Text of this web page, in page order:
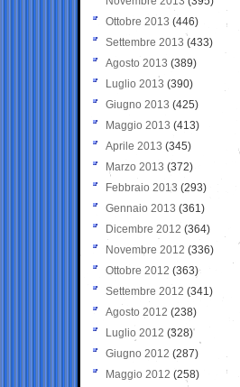
Ottobre 2013 (446)
Settembre 2013 (433)
Agosto 2013 (389)
Luglio 2013 (390)
Giugno 2013 (425)
Maggio 2013 (413)
Aprile 2013 (345)
Marzo 2013 (372)
Febbraio 2013 (293)
Gennaio 2013 (361)
Dicembre 2012 (364)
Novembre 2012 (336)
Ottobre 2012 (363)
Settembre 2012 (341)
Agosto 2012 (238)
Luglio 2012 (328)
Giugno 2012 (287)
Maggio 2012 (258)